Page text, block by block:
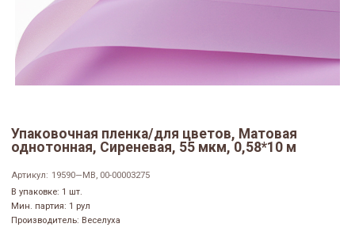
Упаковочная пленка/для цветов, Матовая
однотонная, Сиреневая, 55 мкм, 0,58*10 м
Артикул: 19590—MB, 00-00003275
В упаковке: 1 шт.
Мин. партия: 1 рул
Производитель: Веселуха